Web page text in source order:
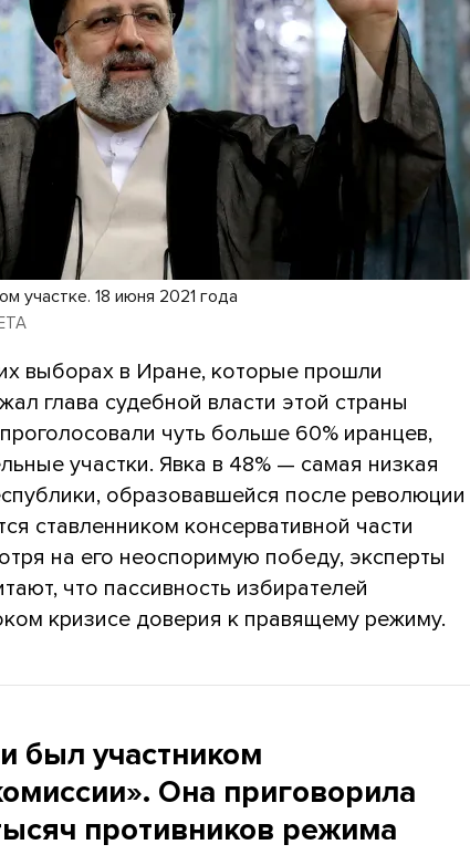
участке. 18 июня 2021 года
выборах в Иране, которые прошли
глава судебной власти этой страны
чуть больше 60% иранцев,
участки. Явка в 48% — самая низкая
образовавшейся после революции
ставленником консервативной части
на его неоспоримую победу, эксперты
что пассивность избирателей
кризисе доверия к правящему режиму.
был участником
Она приговорила
противников режима